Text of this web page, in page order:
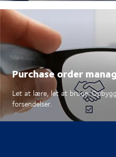
Purchase order
Let at lære, let at bruge.
forsendelser.